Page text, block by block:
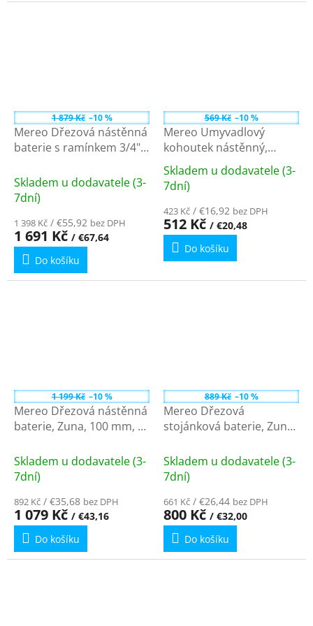
1 879 Kč –10 %
Mereo Dřezová nástěnná
baterie s ramínkem 3/4" -
CBE301021M
Skladem u dodavatele (3-
7dní)
1 398 Kč / €55,92 bez DPH
1 691 Kč / €67,64
Do košíku
569 Kč –10 %
Mereo Umyvadlový
kohoutek nástěnný,
Kasia, s ramínkem
otočným o 18 mm - 230
mm, chrom CBS70104
Průměrné
hodnocení
produktu
je
5,0
z
Skladem u dodavatele (3-
7dní)
423 Kč / €16,92 bez DPH
512 Kč / €20,48
Do košíku
1 199 Kč –10 %
Mereo Dřezová nástěnná
baterie, Zuna, 100 mm, s
rovným 250 mm, chrom
CB302A01Z
Skladem u dodavatele (3-
7dní)
892 Kč / €35,68 bez DPH
1 079 Kč / €43,16
Do košíku
889 Kč –10 %
Mereo Dřezová
stojánková baterie, Zuna,
mm, chrom CB20101Z
Skladem u dodavatele (3-
7dní)
661 Kč / €26,44 bez DPH
800 Kč / €32,00
Do košíku